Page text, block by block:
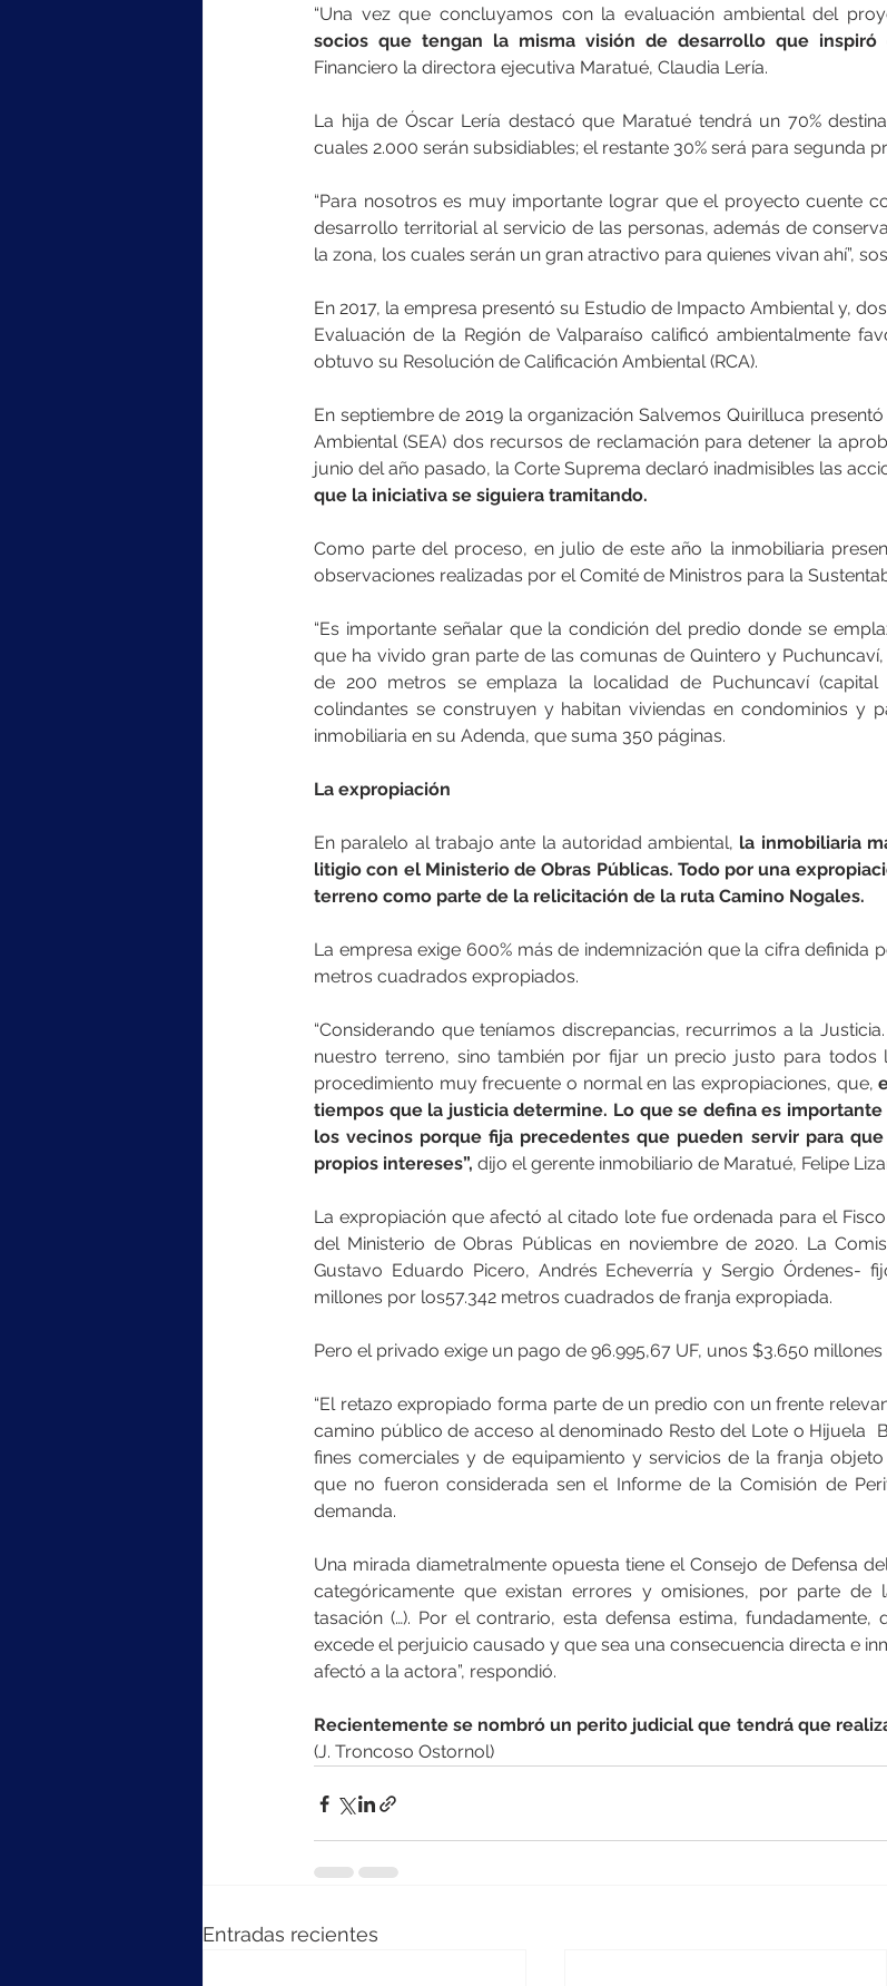
“Una vez que concluyamos con la evaluación ambiental del
socios que tengan la misma visión de desarrollo que inspiró
Financiero la directora ejecutiva Maratué, Claudia Lería.
La hija de Óscar Lería destacó que Maratué tendrá un 70%
cuales 2.000 serán subsidiables; el restante 30% será para segunda
“Para nosotros es muy importante lograr que el proyecto cuente
desarrollo territorial al servicio de las personas, además de
la zona, los cuales serán un gran atractivo para quienes vivan ahí”,
En 2017, la empresa presentó su Estudio de Impacto Ambiental y,
Evaluación de la Región de Valparaíso calificó ambientalmente
obtuvo su Resolución de Calificación Ambiental (RCA).
En septiembre de 2019 la organización Salvemos Quirilluca
Ambiental (SEA) dos recursos de reclamación para detener la
junio del año pasado, la Corte Suprema declaró inadmisibles las
que la iniciativa se siguiera tramitando.
Como parte del proceso, en julio de este año la inmobiliaria
observaciones realizadas por el Comité de Ministros para la
“Es importante señalar que la condición del predio donde se
que ha vivido gran parte de las comunas de Quintero y
de 200 metros se emplaza la localidad de Puchuncaví
colindantes se construyen y habitan viviendas en condominios y
inmobiliaria en su Adenda, que suma 350 páginas.
La expropiación
En paralelo al trabajo ante la autoridad ambiental, la inmobiliaria
litigio con el Ministerio de Obras Públicas. Todo por una
terreno como parte de la relicitación de la ruta Camino Nogales.
La empresa exige 600% más de indemnización que la cifra definida
metros cuadrados expropiados.
“Considerando que teníamos discrepancias, recurrimos a la
nuestro terreno, sino también por fijar un precio justo para todos
procedimiento muy frecuente o normal en las expropiaciones, que,
tiempos que la justicia determine. Lo que se defina es
los vecinos porque fija precedentes que pueden servir para
propios intereses”, dijo el gerente inmobiliario de Maratué, Felipe
La expropiación que afectó al citado lote fue ordenada para el
del Ministerio de Obras Públicas en noviembre de 2020. La
Gustavo Eduardo Picero, Andrés Echeverría y Sergio Órdenes-
millones por los57.342 metros cuadrados de franja expropiada.
Pero el privado exige un pago de 96.995,67 UF, unos $3.650
“El retazo expropiado forma parte de un predio con un frente
camino público de acceso al denominado Resto del Lote o Hijuela
fines comerciales y de equipamiento y servicios de la franja
que no fueron considerada sen el Informe de la Comisión de
demanda.
Una mirada diametralmente opuesta tiene el Consejo de Defensa
categóricamente que existan errores y omisiones, por parte de
tasación (…). Por el contrario, esta defensa estima,
excede el perjuicio causado y que sea una consecuencia directa e
afectó a la actora”, respondió.
Recientemente se nombró un perito judicial que tendrá que
(J. Troncoso Ostornol)
Entradas recientes